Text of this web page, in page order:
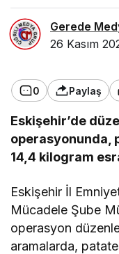
Gerede
26 Kasım
0 Paylaş
Eskişehir’de
operasyonunda,
14,4 kilogram
Eskişehir İl
Mücadele Şube
operasyon
aramalarda,